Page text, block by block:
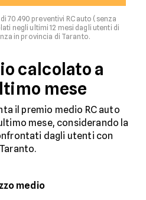
70.490 preventivi RC auto (senza
negli ultimi 12 mesi dagli utenti di
in provincia di Taranto.
calcolato a
mese
il premio medio RC auto
mese, considerando la
dagli utenti con
medio